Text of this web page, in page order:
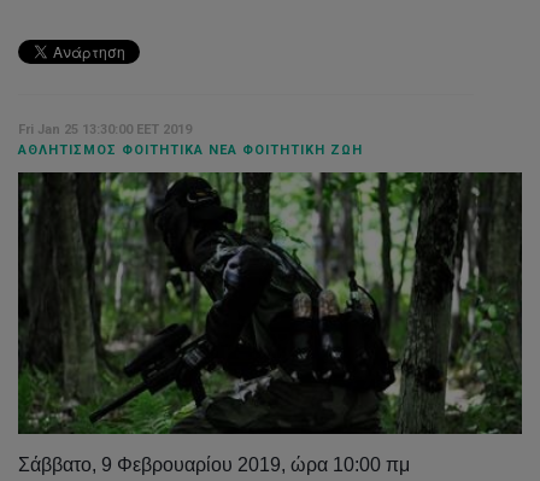
Fri Jan 25 13:30:00 EET 2019
ΑΘΛΗΤΙΣΜΌΣ ΦΟΙΤΗΤΙΚΆ ΝΈΑ ΦΟΙΤΗΤΙΚΉ ΖΩΉ
Σάββατο, 9 Φεβρουαρίου 2019, ώρα 10:00 πμ